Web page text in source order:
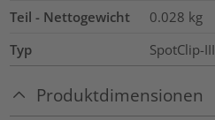
Teil - Nettogewicht
0.028 kg
Typ
SpotClip-III
Produktdimensionen